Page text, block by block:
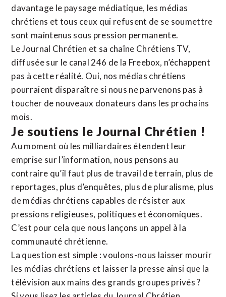
davantage le paysage médiatique, les médias
chrétiens et tous ceux qui refusent de se soumettre
sont maintenus sous pression permanente.
Le Journal Chrétien et sa chaîne Chrétiens TV,
diffusée sur le canal 246 de la Freebox, n’échappent
pas à cette réalité. Oui, nos médias chrétiens
pourraient disparaître si nous ne parvenons pas à
toucher de nouveaux donateurs dans les prochains
mois.
Je soutiens le Journal Chrétien !
Au moment où les milliardaires étendent leur
emprise sur l’information, nous pensons au
contraire qu’il faut plus de travail de terrain, plus de
reportages, plus d’enquêtes, plus de pluralisme, plus
de médias chrétiens capables de résister aux
pressions religieuses, politiques et économiques.
C’est pour cela que nous lançons un appel à la
communauté chrétienne.
La question est simple : voulons-nous laisser mourir
les médias chrétiens et laisser la presse ainsi que la
télévision aux mains des grands groupes privés ?